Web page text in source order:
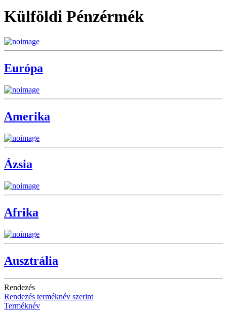
Külföldi Pénzérmék
Európa
Amerika
Ázsia
Afrika
Ausztrália
Rendezés
Rendezés terméknév szerint
Terméknév